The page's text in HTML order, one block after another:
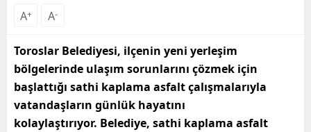
A+ A-
Toroslar Belediyesi, ilçenin yeni yerleşim
bölgelerinde ulaşım sorunlarını çözmek için
başlattığı sathi kaplama asfalt çalışmalarıyla
vatandaşların günlük hayatını
kolaylaştırıyor. Belediye, sathi kaplama asfalt